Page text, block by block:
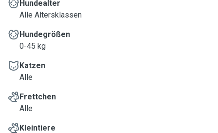
Si vous le souhaitez, je pourrai aussi vous envoyer des
rassurer et je garde contacte téléphonique pendant votre
absence, comme mieux vous le souhaitez.
renseignement supplémentaire .
Il me reste que dire...à bientôt et un plein de bonheur à vous
tous :-)
Alessandra
Hundealter
Alle Altersklassen
Hundegrößen
0-45 kg
Katzen
Alle
Frettchen
Alle
Kleintiere